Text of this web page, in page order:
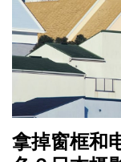
拿掉窗框和